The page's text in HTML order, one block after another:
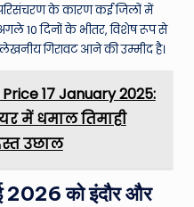
परिसंचरण के कारण कई जिलों में
10 दिनों के भीतर, विशेष रूप से
गिरावट आने की उम्मीद है।
17 January 2025:
में धमाल तिमाही
उछाल
2026 को इंदौर और